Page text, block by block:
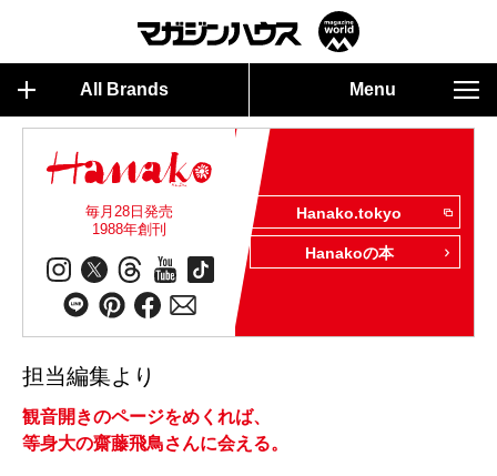
All Brands Menu
毎月28日発売
1988年創刊
Hanako.tokyo
Hanakoの本
担当編集より
観音開きのページをめくれば、
等身大の齋藤飛鳥さんに会える。